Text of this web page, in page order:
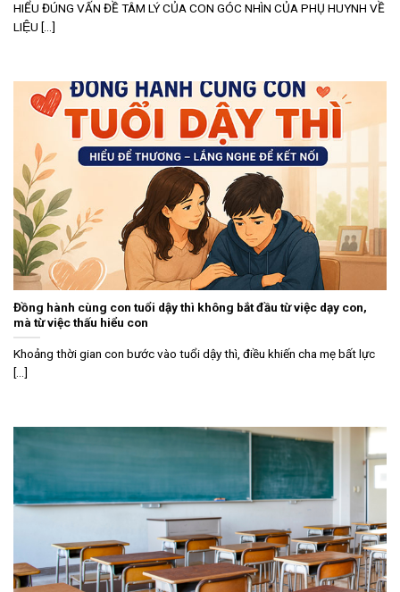
HIỂU ĐÚNG VẤN ĐỀ TÂM LÝ CỦA CON GÓC NHÌN CỦA PHỤ HUYNH VỀ
LIỆU [...]
Đồng hành cùng con tuổi dậy thì không bắt đầu từ việc dạy con,
mà từ việc thấu hiểu con
Khoảng thời gian con bước vào tuổi dậy thì, điều khiến cha mẹ bất lực
[...]